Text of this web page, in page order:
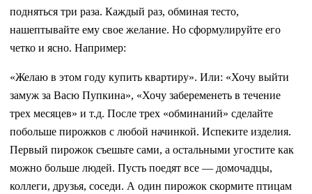
подняться три раза. Каждый раз, обминая те­сто,
нашептывайте ему свое жела­ние. Но сформулируйте его
четко и ясно. Например:
«Желаю в этом году купить квартиру». Или: «Хочу выйти
замуж за Васю Пупкина», «Хочу забеременеть в течение
трех месяцев» и т.д. После трех «обминаний» сделайте
побольше пирож­ков с любой начинкой. Испеките изделия.
Первый пирожок съешьте сами, а остальными угостите как
можно больше людей. Пусть поедят все — домочадцы,
коллеги, друзья, соседи. А один пирожок скормите птицам